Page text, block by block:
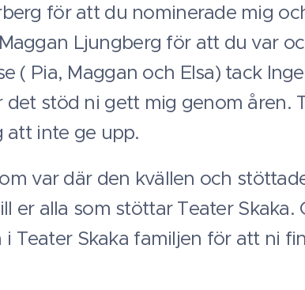
för att du nominerade mig
Ljungberg för att du var
( Pia, Maggan och Elsa) tack
det stöd ni gett mig genom åren.
att inte ge upp.
var där den kvällen och
er alla som stöttar Teater Skaka.
i Teater Skaka familjen för att ni